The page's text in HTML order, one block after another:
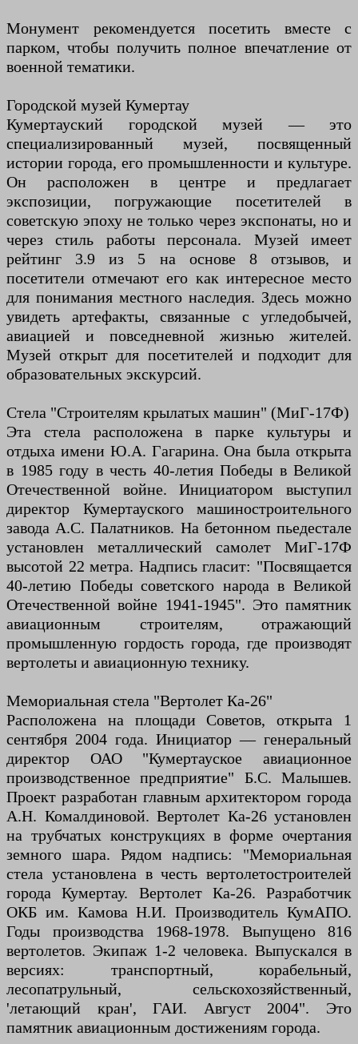
Монумент рекомендуется посетить вместе с
парком, чтобы получить полное впечатление от
военной тематики.
Городской музей Кумертау
Кумертауский городской музей — это
специализированный музей, посвященный
истории города, его промышленности и культуре.
Он расположен в центре и предлагает
экспозиции, погружающие посетителей в
советскую эпоху не только через экспонаты, но и
через стиль работы персонала. Музей имеет
рейтинг 3.9 из 5 на основе 8 отзывов, и
посетители отмечают его как интересное место
для понимания местного наследия. Здесь можно
увидеть артефакты, связанные с угледобычей,
авиацией и повседневной жизнью жителей.
Музей открыт для посетителей и подходит для
образовательных экскурсий.
Стела "Строителям крылатых машин" (МиГ-17Ф)
Эта стела расположена в парке культуры и
отдыха имени Ю.А. Гагарина. Она была открыта
в 1985 году в честь 40-летия Победы в Великой
Отечественной войне. Инициатором выступил
директор Кумертауского машиностроительного
завода А.С. Палатников. На бетонном пьедестале
установлен металлический самолет МиГ-17Ф
высотой 22 метра. Надпись гласит: "Посвящается
40-летию Победы советского народа в Великой
Отечественной войне 1941-1945". Это памятник
авиационным строителям, отражающий
промышленную гордость города, где производят
вертолеты и авиационную технику.
Мемориальная стела "Вертолет Ка-26"
Расположена на площади Советов, открыта 1
сентября 2004 года. Инициатор — генеральный
директор ОАО "Кумертауское авиационное
производственное предприятие" Б.С. Малышев.
Проект разработан главным архитектором города
А.Н. Комалдиновой. Вертолет Ка-26 установлен
на трубчатых конструкциях в форме очертания
земного шара. Рядом надпись: "Мемориальная
стела установлена в честь вертолетостроителей
города Кумертау. Вертолет Ка-26. Разработчик
ОКБ им. Камова Н.И. Производитель КумАПО.
Годы производства 1968-1978. Выпущено 816
вертолетов. Экипаж 1-2 человека. Выпускался в
версиях: транспортный, корабельный,
лесопатрульный, сельскохозяйственный,
'летающий кран', ГАИ. Август 2004". Это
памятник авиационным достижениям города.